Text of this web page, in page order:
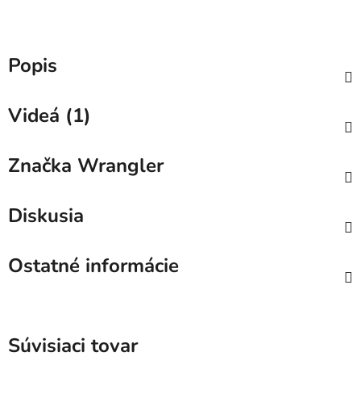
Popis
Videá (1)
Značka Wrangler
Diskusia
Ostatné informácie
Súvisiaci tovar